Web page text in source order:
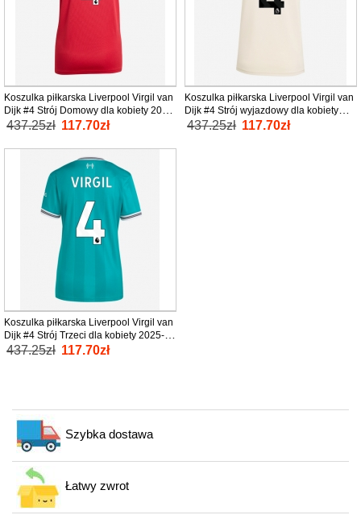
Koszulka piłkarska Liverpool Virgil van
Dijk #4 Strój Domowy dla kobiety 2025-
26 tanio Krótki Rękaw
437.25zł 117.70zł
Koszulka piłkarska Liverpool Virgil van
Dijk #4 Strój wyjazdowy dla kobiety
2025-26 tanio Krótki Rękaw
437.25zł 117.70zł
Koszulka piłkarska Liverpool Virgil van
Dijk #4 Strój Trzeci dla kobiety 2025-26
tanio Krótki Rękaw
437.25zł 117.70zł
Szybka dostawa
Łatwy zwrot